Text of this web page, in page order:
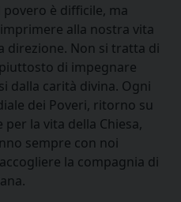
è difficile, ma
alla nostra vita
direzione. Non si tratta di
di impegnare
dalla carità divina. Ogni
dei Poveri, ritorno su
la vita della Chiesa,
sempre con noi
la compagnia di